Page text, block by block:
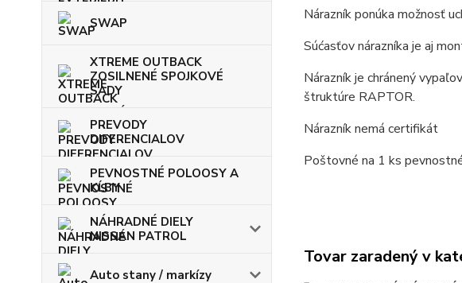
SWAP
XTREME OUTBACK
ZOSILNENÉ SPOJKOVÉ
SADY
PREVODY
DIFERENCIALOV
PEVNOSTNÉ POLOOSY A
KĹBY
NÁHRADNÉ DIELY
NISSAN PATROL
Auto stany / markízy
Nárazník ponúka možnosť
Súćasťov nárazníka je aj
Nárazník je chránený
štruktúre RAPTOR.
Nárazník nemá certifikát
Poštovné na 1 ks
Tovar zaradený v